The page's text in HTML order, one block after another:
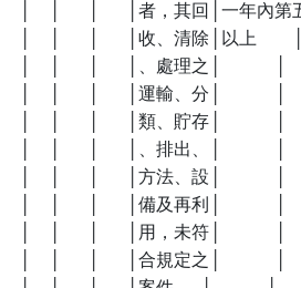
│    │      │      │者，其回│一年內第
│    │      │      │收、清除│以上        │
│    │      │      │、處理之│            │
│    │      │      │運輸、分│            │
│    │      │      │類、貯存│            │
│    │      │      │、排出、│            │
│    │      │      │方法、設│            │
│    │      │      │備及再利│            │
│    │      │      │用，未符│            │
│    │      │      │合規定之│            │